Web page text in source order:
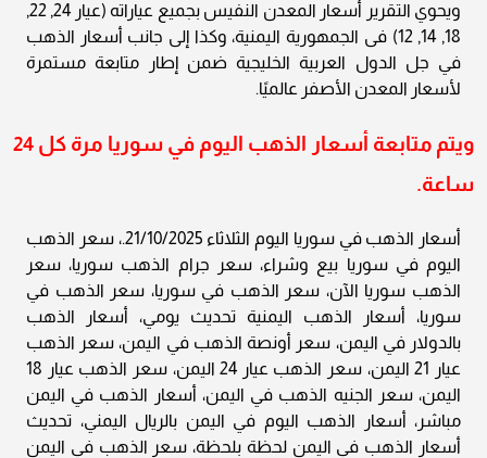
ويحوي التقرير أسعار المعدن النفيس بجميع عياراته (عيار 24, 22,
18, 14, 12) فى الجمهورية اليمنية، وكذا إلى جانب أسعار الذهب
في جل الدول العربية الخليجية ضمن إطار متابعة مستمرة
لأسعار المعدن الأصفر عالميًا.
ويتم متابعة أسعار الذهب اليوم في سوريا مرة كل 24
ساعة.
أسعار الذهب في سوريا اليوم الثلاثاء 21/10/2025.، سعر الذهب
اليوم في سوريا بيع وشراء، سعر جرام الذهب سوريا، سعر
الذهب سوريا الآن، سعر الذهب في سوريا، سعر الذهب في
سوريا، أسعار الذهب اليمنية تحديث يومي، أسعار الذهب
بالدولار في اليمن، سعر أونصة الذهب في اليمن، سعر الذهب
عيار 21 اليمن، سعر الذهب عيار 24 اليمن، سعر الذهب عيار 18
اليمن، سعر الجنيه الذهب في اليمن، أسعار الذهب في اليمن
مباشر، أسعار الذهب اليوم في اليمن بالريال اليمني، تحديث
أسعار الذهب في اليمن لحظة بلحظة، سعر الذهب في اليمن